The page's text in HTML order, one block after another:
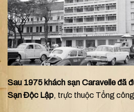
Sau 1975 khách sạn Caravelle đã
Sạn Độc Lập, trực thuộc Tổng